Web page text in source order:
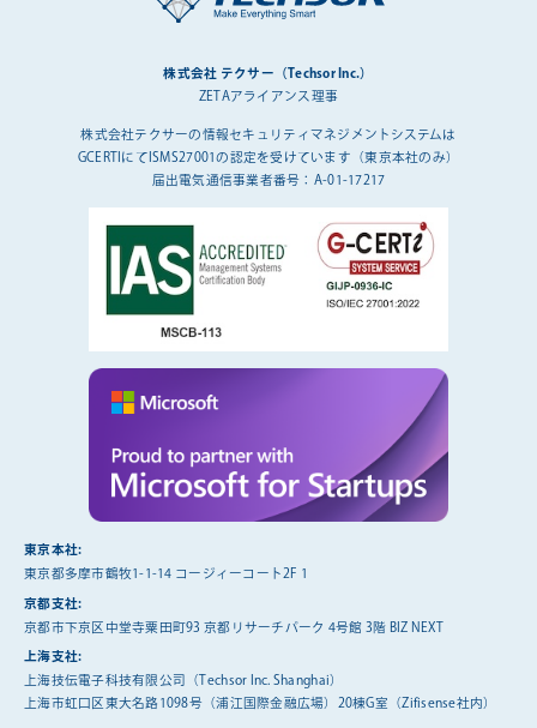
株式会社 テクサー（Techsor Inc.）
ZETAアライアンス理事
株式会社テクサーの情報セキュリティマネジメントシステムは
GCERTIにてISMS27001の認定を受けています（東京本社のみ）
届出電気通信事業者番号：A-01-17217
東京本社:
東京都多摩市鶴牧1-1-14 コージィーコート2F 1
京都支社:
京都市下京区中堂寺粟田町93 京都リサーチパーク 4号館 3階 BIZ NEXT
上海支社:
上海技伝電子科技有限公司（Techsor Inc. Shanghai）
上海市虹口区東大名路1098号（浦江国際金融広場）20棟G室（Zifisense社内）